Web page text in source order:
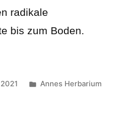
radikale
bis zum Boden.
Veröffentlicht
Annes Herbarium